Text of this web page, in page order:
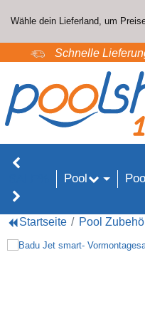
Wähle dein Lieferland, um
Schnelle
Pool
Startseite Pool